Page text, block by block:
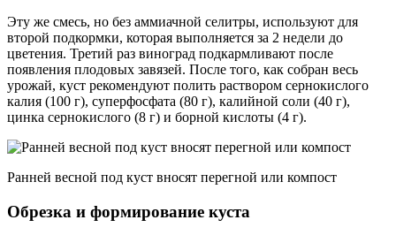
Эту же смесь, но без аммиачной селитры, используют для
второй подкормки, которая выполняется за 2 недели до
цветения. Третий раз виноград подкармливают после
появления плодовых завязей. После того, как собран весь
урожай, куст рекомендуют полить раствором сернокислого
калия (100 г), суперфосфата (80 г), калийной соли (40 г),
цинка сернокислого (8 г) и борной кислоты (4 г).
Ранней весной под куст вносят перегной или компост
Обрезка и формирование куста